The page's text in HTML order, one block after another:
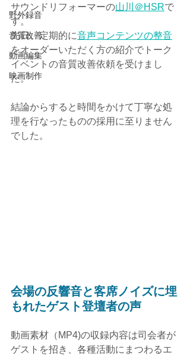
野外録音
音質改善
動画編集
映画制作
サウンドリフォーマーの山川＠HSRで
す。
先日、定期的に音声コンテンツの整音
をオーダーいただく方の紹介でトーク
イベントの音質改善依頼を受けまし
た。
結論からすると時間をかけて丁寧な処
理を行なったものの採用に至りません
でした。
会場の反響音と客席ノイズに埋
もれたゲスト登壇者の声
動画素材（MP4)の収録内容は司会者が
ゲストを招き、各種活動にまつわるエ